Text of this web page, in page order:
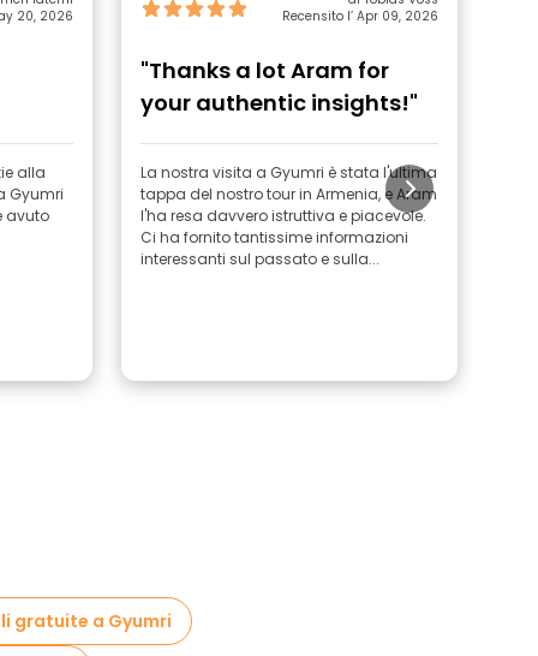
20, 2026
alla
Gyumri
avuto
Recensito l’ Apr 09, 2026
"Thanks a lot Aram for
your authentic insights!"
La nostra visita a Gyumri è stata l'ultima
tappa del nostro tour in Armenia, e Aram
l'ha resa davvero istruttiva e piacevole.
Ci ha fornito tantissime informazioni
interessanti sul passato e sulla...
gratuite a Gyumri